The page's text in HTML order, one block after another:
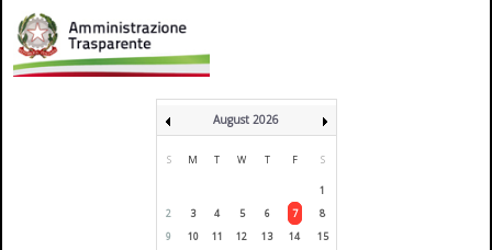
August 2026
S M T W T F S
1
2
3 4 5 6 7
8
9
10 11 12 13 14
15